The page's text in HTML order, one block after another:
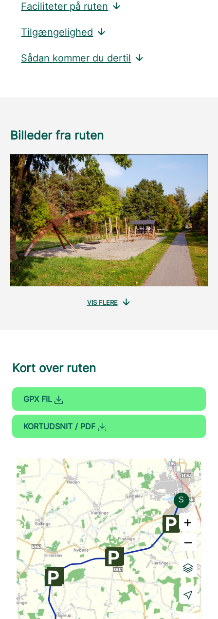
Faciliteter på ruten
Tilgængelighed
Sådan kommer du dertil
Billeder fra ruten
VIS FLERE
Kort over ruten
GPX FIL
KORTUDSNIT / PDF
+
–